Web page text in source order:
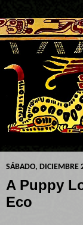
SÁBADO, DICIEMBRE
A Puppy
Eco